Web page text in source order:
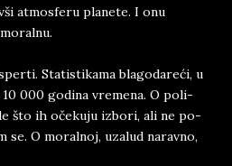
at­mos­fe­ru pla­ne­te. I onu
Sta­ti­sti­ka­ma bla­go­da­reći, u
000 go­di­na vre­me­na. O po­li­
što ih očeku­ju iz­bo­ri, ali ne po­
se. O mo­ral­noj, uza­lud na­rav­no,